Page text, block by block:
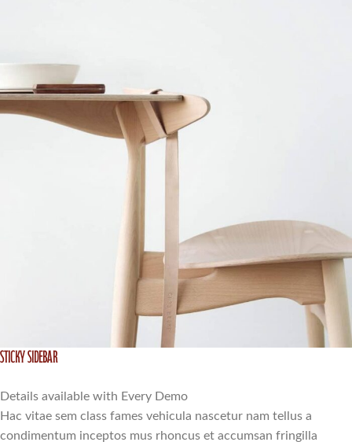
Sticky Sidebar
Details available with Every Demo
Hac vitae sem class fames vehicula nascetur nam tellus a
condimentum inceptos mus rhoncus et accumsan fringilla